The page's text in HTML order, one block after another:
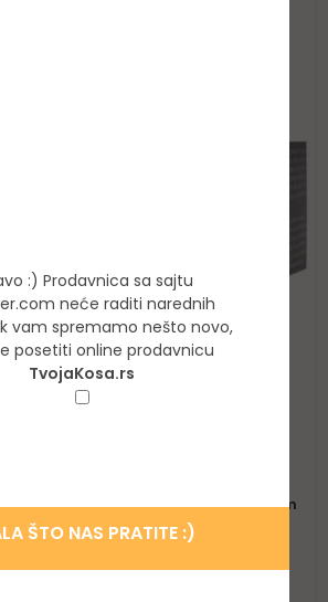
Za Oblikovanje Sa Mat Završnicom
56,52 $
:) Prodavnica sa sajtu
neće raditi narednih
vam spremamo nešto novo,
posetiti online prodavnicu
TvojaKosa.rs
ŠTO NAS PRATITE :)